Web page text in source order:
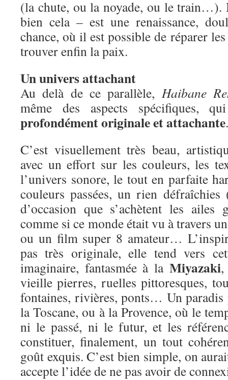
(la chute, ou la noyade, ou le train…).
bien cela – est une renaissance,
chance, où il est possible de réparer
trouver enfin la paix.
Un univers attachant
Au delà de ce parallèle, Haibane
même des aspects spécifiques,
profondément originale et attachante.
C’est visuellement très beau,
avec un effort sur les couleurs, les
l’univers sonore, le tout en parfaite
couleurs passées, un rien défraîchies
d’occasion que s’achètent les ailes
comme si ce monde était vu à travers
ou un film super 8 amateur…
pas très originale, elle tend vers
imaginaire, fantasmée à la Miyazaki,
vieille pierres, ruelles pittoresques,
fontaines, rivières, ponts… Un paradis
la Toscane, ou à la Provence, où le
ni le passé, ni le futur, et les
constituer, finalement, un tout
goût exquis. C’est bien simple, on
accepte l’idée de ne pas avoir de